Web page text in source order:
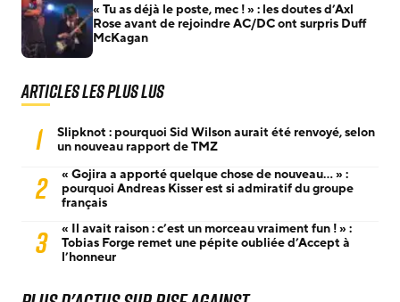
« Tu as déjà le poste, mec ! » : les doutes d’Axl
Rose avant de rejoindre AC/DC ont surpris Duff
McKagan
Articles les plus lus
1
Slipknot : pourquoi Sid Wilson aurait été renvoyé, selon
un nouveau rapport de TMZ
2
« Gojira a apporté quelque chose de nouveau… » :
pourquoi Andreas Kisser est si admiratif du groupe
français
3
« Il avait raison : c’est un morceau vraiment fun ! » :
Tobias Forge remet une pépite oubliée d’Accept à
l’honneur